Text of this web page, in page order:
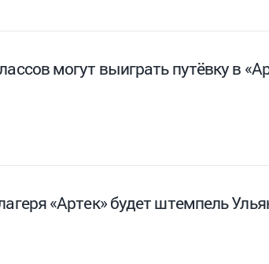
могут выиграть путёвку в
«Артек» будет штемпель